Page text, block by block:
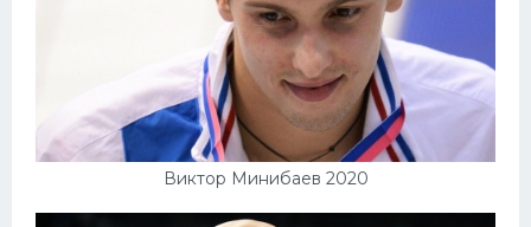
Виктор Минибаев 2020